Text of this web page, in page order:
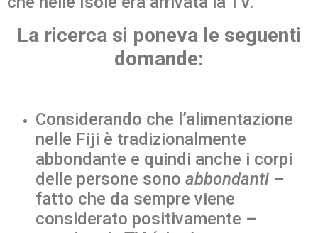
La ricerca si poneva le seguenti
domande:
Considerando che l’alimentazione
nelle Fiji è tradizionalmente
abbondante e quindi anche i corpi
delle persone sono abbondanti –
fatto che da sempre viene
considerato positivamente –